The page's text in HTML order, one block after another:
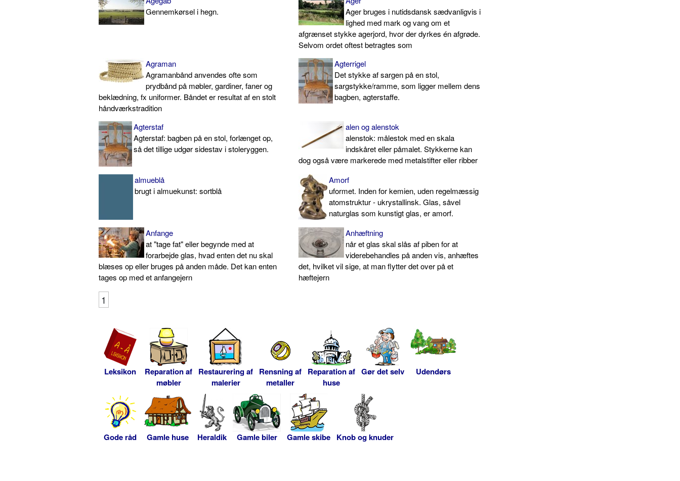
Gennemkørsel i hegn.
Ager bruges i nutidsdansk sædvanligvis i
lighed med mark og vang om et
afgrænset stykke agerjord, hvor der dyrkes én afgrøde.
Selvom ordet oftest betragtes som
Agraman
Agramanbånd anvendes ofte som
prydbånd på møbler, gardiner, faner og
beklædning, fx uniformer. Båndet er resultat af en stolt
håndværkstradition
Agterrigel
Det stykke af sargen på en stol,
sargstykke/ramme, som ligger mellem dens
bagben, agterstaffe.
Agterstaf
Agterstaf: bagben på en stol, forlænget op,
så det tillige udgør sidestav i stoleryggen.
alen og alenstok
alenstok: målestok med en skala
indskåret eller påmalet. Stykkerne kan
dog også være markerede med metalstifter eller ribber
almueblå
brugt i almuekunst: sortblå
Amorf
uformet. Inden for kemien, uden regelmæssig
atomstruktur - ukrystallinsk. Glas, såvel
naturglas som kunstigt glas, er amorf.
Anfange
at "tage fat" eller begynde med at
forarbejde glas, hvad enten det nu skal
blæses op eller bruges på anden måde. Det kan enten
tages op med et anfangejern
Anhæftning
når et glas skal slås af piben for at
viderebehandles på anden vis, anhæftes
det, hvilket vil sige, at man flytter det over på et
hæftejern
1
Leksikon
Reparation af
møbler
Restaurering af
malerier
Rensning af
metaller
Reparation af
huse
Gør det selv Udendørs
Gode råd Gamle huse Heraldik Gamle biler Gamle skibe Knob og knuder